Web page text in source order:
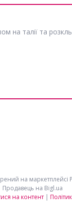
на талії та
на маркетплейсі
Продавець на Bigl.ua
на контент |